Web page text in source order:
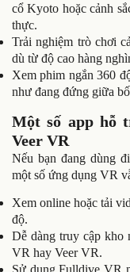
cổ Kyoto hoặc cảnh
thực.
Trải nghiệm trò chơi
dù từ độ cao hàng
Xem phim ngắn 360
như đang đứng giữa
Một số app hỗ
Veer VR
Nếu bạn đang dùng
một số ứng dụng VR
Xem online hoặc tải
độ.
Dễ dàng truy cập kho
VR hay Veer VR.